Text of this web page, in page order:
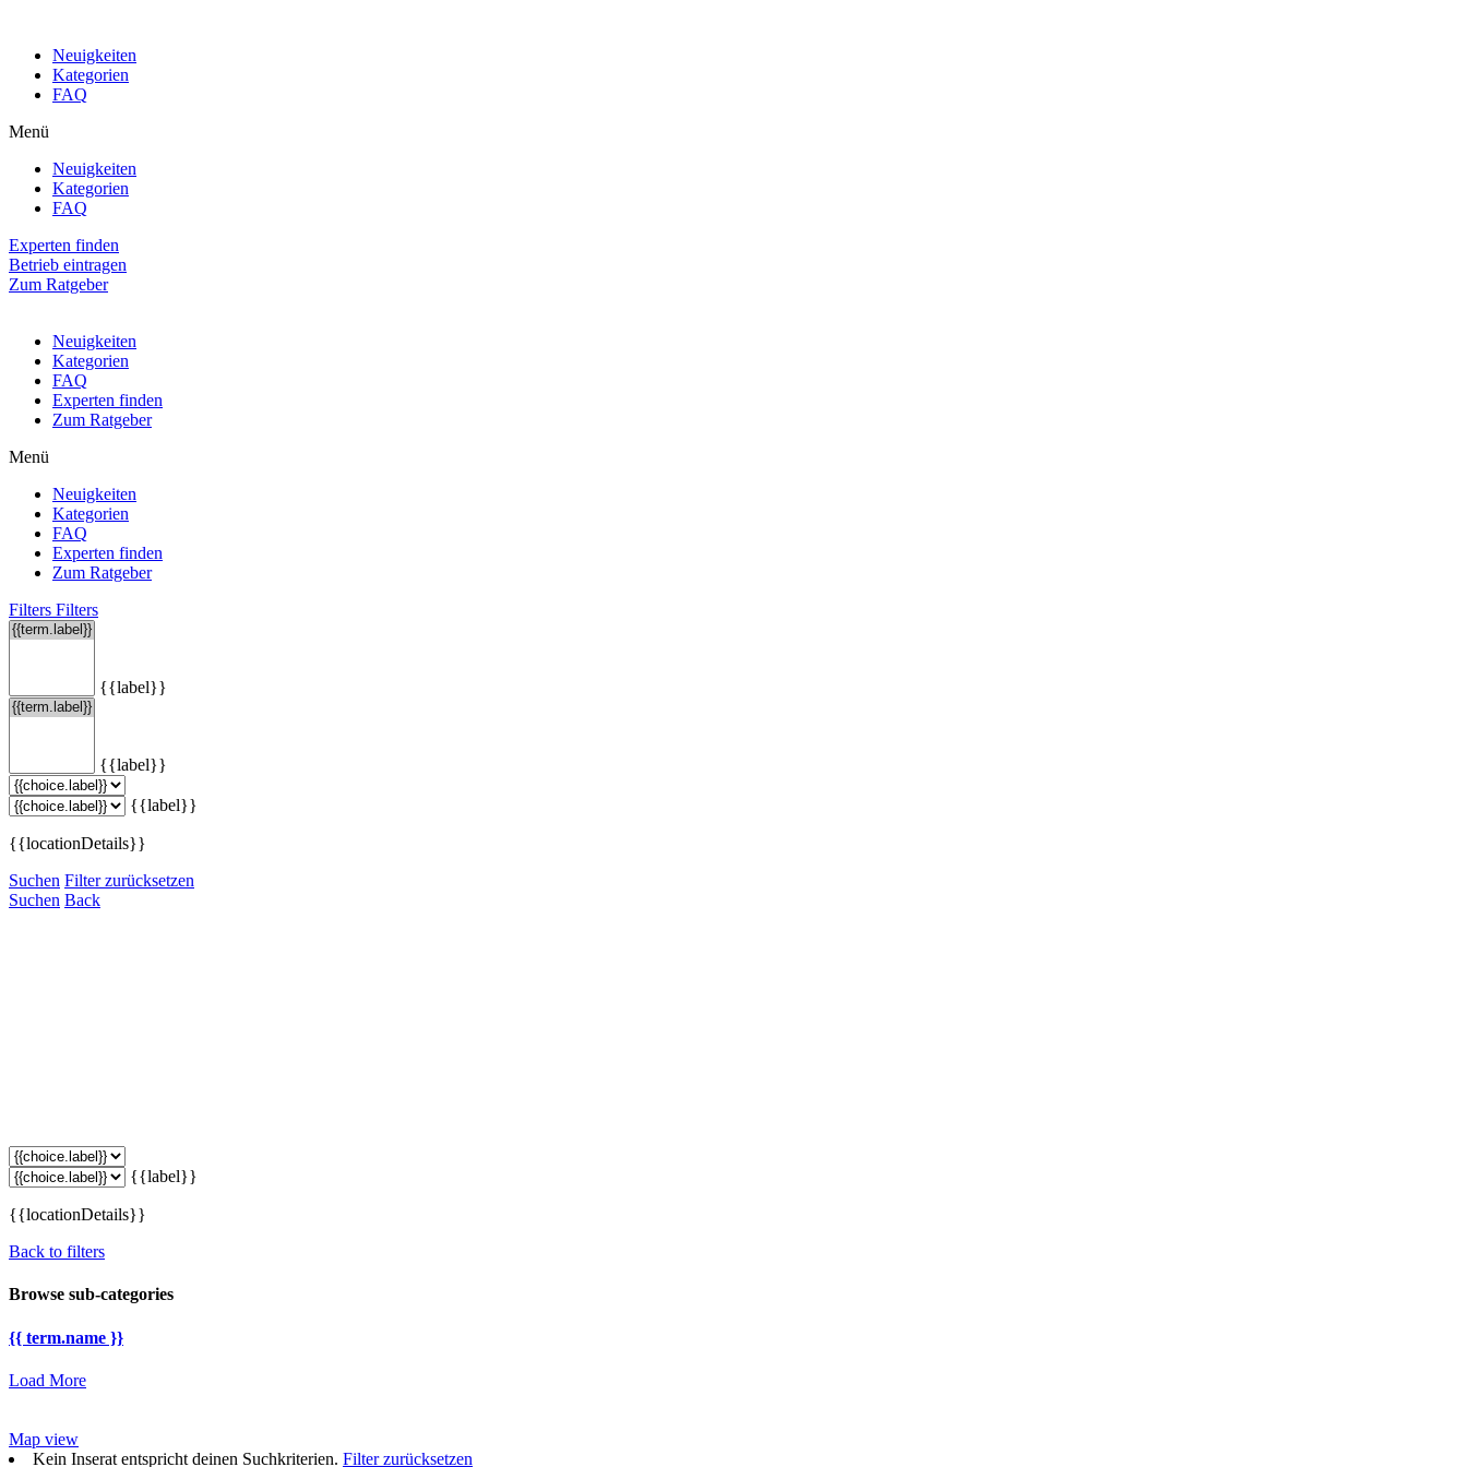
Neuigkeiten
Kategorien
FAQ
Menü
Neuigkeiten
Kategorien
FAQ
Experten finden
Betrieb eintragen
Zum Ratgeber
Neuigkeiten
Kategorien
FAQ
Experten finden
Zum Ratgeber
Menü
Neuigkeiten
Kategorien
FAQ
Experten finden
Zum Ratgeber
Filters Filters
{{label}}
{{label}}
{{label}}
{{locationDetails}}
Suchen Filter zurücksetzen
Suchen Back
{{label}}
{{locationDetails}}
Back to filters
Browse sub-categories
{{ term.name }}
Load More
Map view
Kein Inserat entspricht deinen Suchkriterien. Filter zurücksetzen